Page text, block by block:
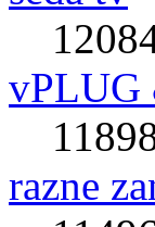
vPLUG
razne